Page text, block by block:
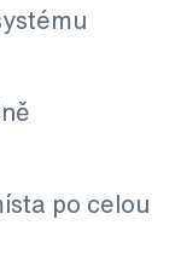
po celou